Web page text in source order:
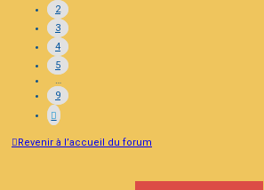
2
3
4
5
…
9
Revenir à l’accueil du forum